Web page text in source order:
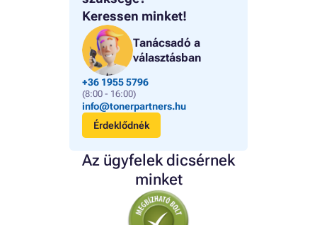
Keressen minket!
Tanácsadó a
választásban
+36 1955 5796
(8:00 - 16:00)
info@tonerpartners.hu
Érdeklődnék
Az ügyfelek dicsérnek
minket